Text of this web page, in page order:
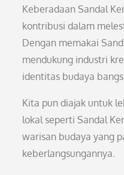
Keberadaan Sandal
kontribusi dalam
Dengan memakai
mendukung industri
identitas budaya
Kita pun diajak untuk
lokal seperti Sandal
warisan budaya yang
keberlangsungannya.